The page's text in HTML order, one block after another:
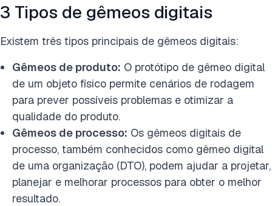
3 Tipos de gêmeos digitais
Existem três tipos principais de gêmeos digitais:
Gêmeos de produto: O protótipo de gêmeo digital
de um objeto físico permite cenários de rodagem
para prever possíveis problemas e otimizar a
qualidade do produto.
Gêmeos de processo: Os gêmeos digitais de
processo, também conhecidos como gêmeo digital
de uma organização (DTO), podem ajudar a projetar,
planejar e melhorar processos para obter o melhor
resultado.